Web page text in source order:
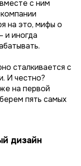
с ним
на это, мифы о
и иногда
сталкивается с
И честно?
на первой
пять самых
дизайн